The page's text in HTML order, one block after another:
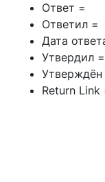
Ответ =
Ответил =
Дата
Утвердил =
Утверждён
Return Link